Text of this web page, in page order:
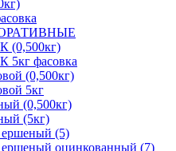
(0,500кг)
5кг фасовка
(0,500кг)
5кг
(0,500кг)
(5кг)
ершеный (5)
ершеный оцинкованный (7)